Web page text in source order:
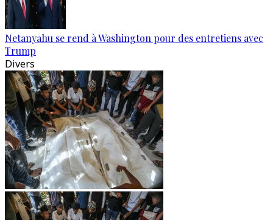
Netanyahu se rend à Washington pour des entretiens avec
Trump
Divers